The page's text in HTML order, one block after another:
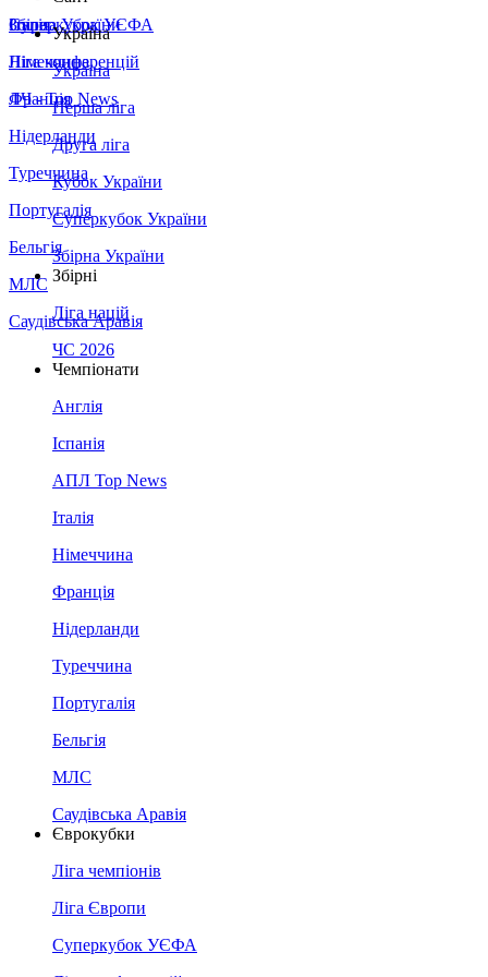
Збірна України
Італія
Німеччина
Франція
Нідерланди
Туреччина
Португалія
Бельгія
МЛС
Саудівська Аравія
Суперкубок УЄФА
Ліга конференцій
ЛЧ - Top News
Україна
Україна
Перша ліга
Друга ліга
Кубок України
Суперкубок України
Збірна України
Збірні
Ліга націй
ЧС 2026
Чемпіонати
Англія
Іспанія
АПЛ Top News
Італія
Німеччина
Франція
Нідерланди
Туреччина
Португалія
Бельгія
МЛС
Саудівська Аравія
Єврокубки
Ліга чемпіонів
Ліга Європи
Суперкубок УЄФА